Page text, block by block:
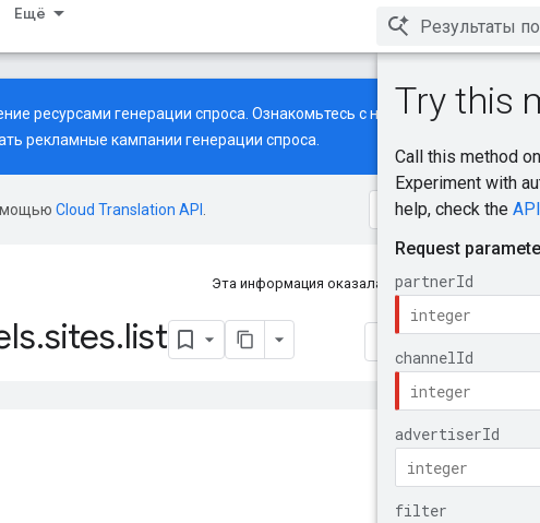
Ещё
ресурсами генерации спроса. Ознакомьтесь с нашим новым
рекламные кампании генерации спроса.
Cloud Translation API
Эта информация оказалась полезной?
.sites.list